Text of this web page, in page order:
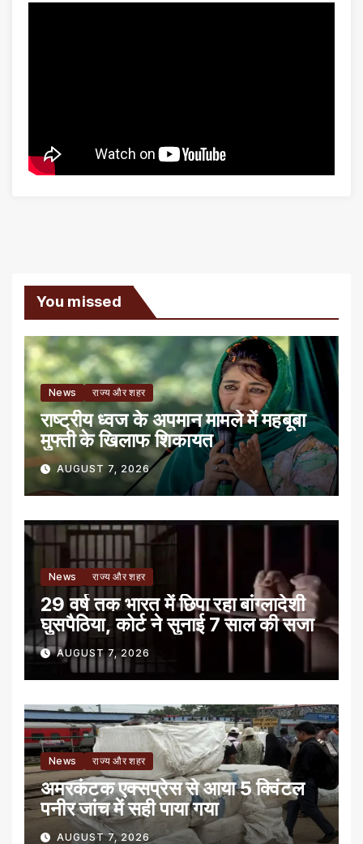
You missed
News राज्य और शहर
राष्ट्रीय ध्वज के अपमान मामले में महबूबा
मुफ्ती के खिलाफ शिकायत
AUGUST 7, 2026
News राज्य और शहर
29 वर्ष तक भारत में छिपा रहा बांग्लादेशी
घुसपैठिया, कोर्ट ने सुनाई 7 साल की सजा
AUGUST 7, 2026
News राज्य और शहर
अमरकंटक एक्सप्रेस से आया 5 क्विंटल
पनीर जांच में सही पाया गया
AUGUST 7, 2026